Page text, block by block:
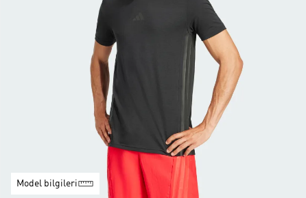
Model bilgileri